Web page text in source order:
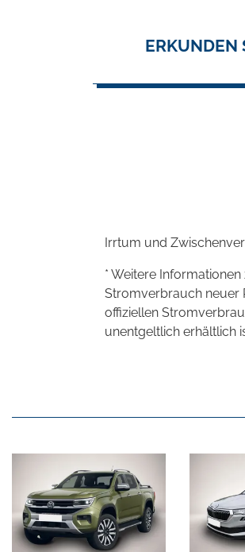
ERKUNDEN
Irrtum und
* Weitere
Stromverbrauch neuer
offiziellen
unentgeltlich erhältlich